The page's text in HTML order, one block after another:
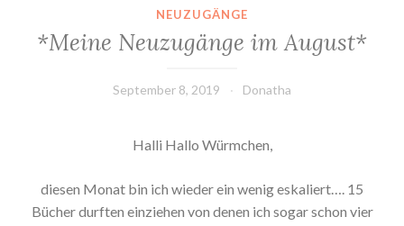
NEUZUGÄNGE
*Meine Neuzugänge im August*
September 8, 2019 Donatha
Halli Hallo Würmchen,
diesen Monat bin ich wieder ein wenig eskaliert…. 15
Bücher durften einziehen von denen ich sogar schon vier